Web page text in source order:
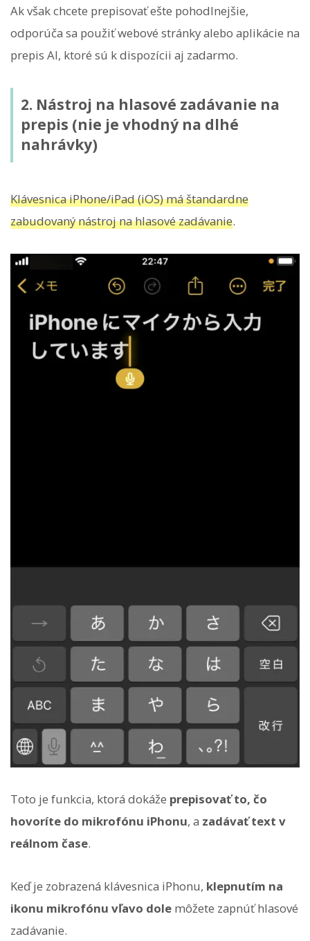
Ak však chcete prepisovať ešte pohodlnejšie,
odporúča sa použiť webové stránky alebo aplikácie na
prepis AI, ktoré sú k dispozícii aj zadarmo.
2. Nástroj na hlasové zadávanie na
prepis (nie je vhodný na dlhé
nahrávky)
Klávesnica iPhone/iPad (iOS) má štandardne
zabudovaný nástroj na hlasové zadávanie.
Toto je funkcia, ktorá dokáže prepisovať to, čo
hovoríte do mikrofónu iPhonu, a zadávať text v
reálnom čase.
Keď je zobrazená klávesnica iPhonu, klepnutím na
ikonu mikrofónu vľavo dole môžete zapnúť hlasové
zadávanie.